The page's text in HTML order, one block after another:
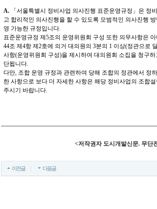
A.「서울특별시 정비사업 의사진행 표준운영규정」은 정
고 합리적인 의사진행을 할 수 있도록 모범적인 의사진행
영 가능한 규정입니다.
표준운영규정 제5조의 운영위원회 구성 또한 의무사항은
44조 제4항 제2호에 의거 대의원의 3분의 1 이상(정관으로
사항(운영위원회 구성)을 제시하여 대의원회 소집을 청구
단됩니다.
다만, 조합 운영 규정과 관련하여 당해 조합의 정관에서 정
한 사항으로 보다 더 자세한 사항은 해당 정비사업의 조합
주시기 바랍니다.
<저작권자 도시개발신문. 무단
이전글 다음글